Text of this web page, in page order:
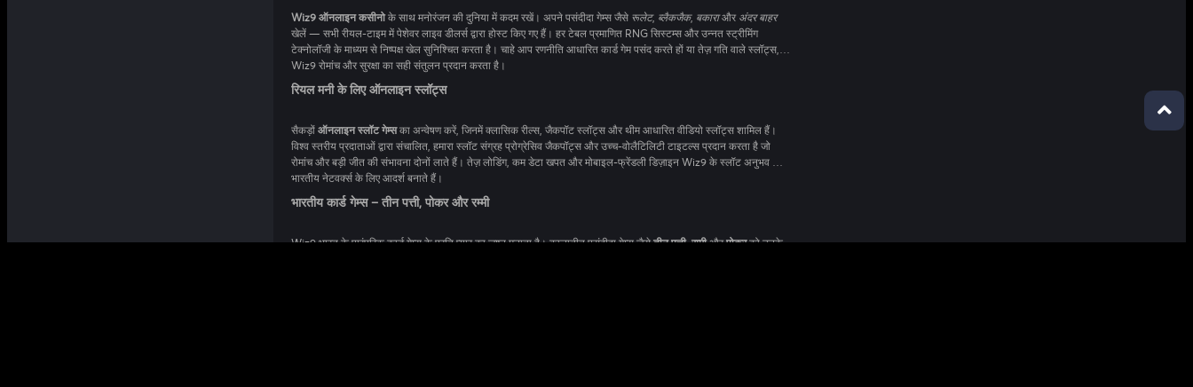
Wiz9 ऑनलाइन कसीनोके साथ मनोरंजन की दुनिया में कदम रखें। अपने पसंदीदा गेम्स जैसे रूलेट, ब्लैकजैक, बकाराऔर अंदर बाहर
खेलें — सभी रीयल-टाइम में पेशेवर लाइव डीलर्स द्वारा होस्ट किए गए हैं। हर टेबल प्रमाणित RNG सिस्टम्स और उन्नत स्ट्रीमिंग
टेक्नोलॉजी के माध्यम से निष्पक्ष खेल सुनिश्चित करता है। चाहे आप रणनीति आधारित कार्ड गेम पसंद करते हों या तेज़ गति वाले स्लॉट्स,
Wiz9 रोमांच और सुरक्षा का सही संतुलन प्रदान करता है।
रियल मनी के लिए ऑनलाइन स्लॉट्स
सैकड़ों ऑनलाइन स्लॉट गेम्सका अन्वेषण करें, जिनमें क्लासिक रील्स, जैकपॉट स्लॉट्स और थीम आधारित वीडियो स्लॉट्स शामिल हैं।
विश्व स्तरीय प्रदाताओं द्वारा संचालित, हमारा स्लॉट संग्रह प्रोग्रेसिव जैकपॉट्स और उच्च-वोलैटिलिटी टाइटल्स प्रदान करता है जो
रोमांच और बड़ी जीत की संभावना दोनों लाते हैं। तेज़ लोडिंग, कम डेटा खपत और मोबाइल-फ्रेंडली डिज़ाइन Wiz9 के स्लॉट अनुभव को
भारतीय नेटवर्क्स के लिए आदर्श बनाते हैं।
भारतीय कार्ड गेम्स – तीन पत्ती, पोकर और रम्मी
Wiz9 भारत के पारंपरिक कार्ड गेम्स के प्रति प्यार का जश्न मनाता है। कालातीत पसंदीदा गेम्स जैसेतीन पत्ती,रम्मीऔरपोकरको उनके